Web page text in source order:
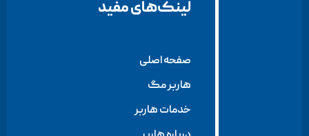
لینک‌های مفید
صفحه اصلی
هاربر مگ
خدمات هاربر